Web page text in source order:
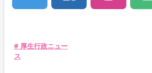
# 厚生行政ニュー
ス